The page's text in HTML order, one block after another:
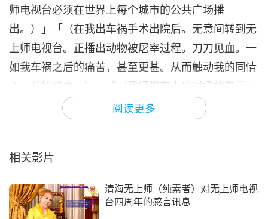
阅读更多
师电视台必须在世界上每个城市的公共广场播
出。）」「（在我出车祸手术出院后。无意间转到无
上师电视台。正播出动物被屠宰过程。刀刀见血。一
如我车祸之后的痛苦，甚至更甚。从而触动我的同情
心，开始持素。）」「（我经常在上班时播放着无上
师电视台。有一次，好几只漂亮的鸟儿就隔着玻璃窗
目不转睛地看着萤幕。原来播放无上师电视台的加持
能量。）」
我们在《素食菁英》节目里认识了许多当代英雄。这
些伟大的榜样代表社会的各层面—名人、艺术家、科
相关影片
清海无上师（纯素者）对无上师电视
台四周年的感言讯息